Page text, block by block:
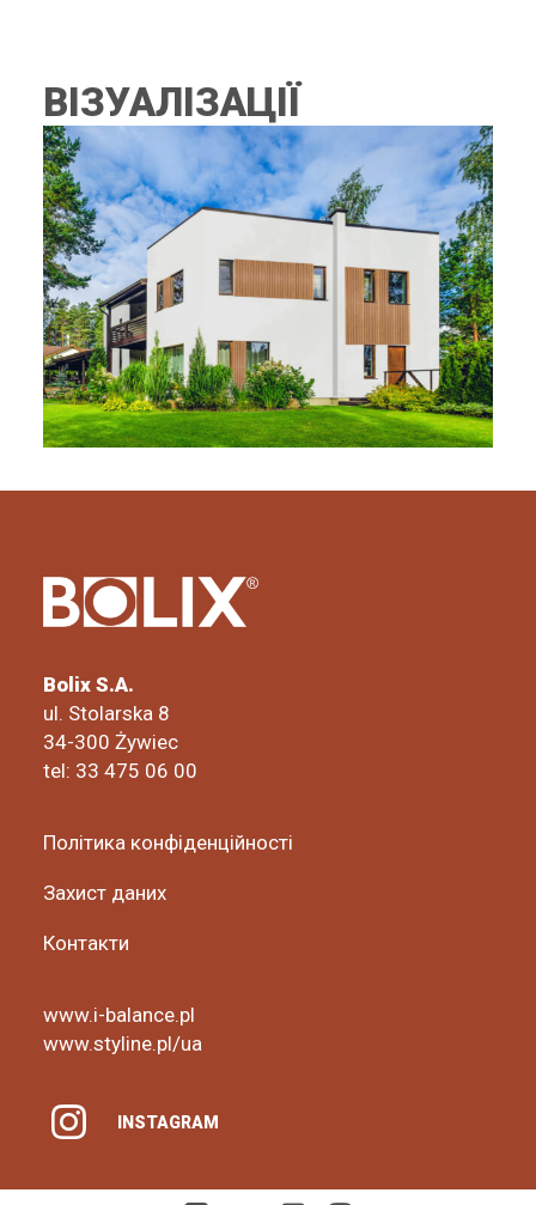
ВІЗУАЛІЗАЦІЇ
Bolix S.A.
ul. Stolarska 8
34-300 Żywiec
tel: 33 475 06 00
Політика конфіденційності
Захист даних
Контакти
www.i-balance.pl
www.styline.pl/ua
INSTAGRAM